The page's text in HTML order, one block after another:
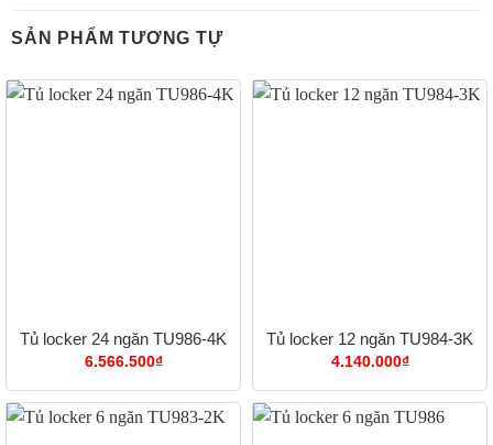
SẢN PHẨM TƯƠNG TỰ
Tủ locker 24 ngăn TU986-4K
6.566.500₫
Tủ locker 12 ngăn TU984-3K
4.140.000₫